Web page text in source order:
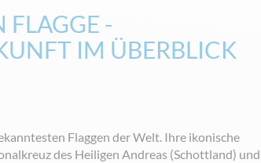
FLAGGE -
IM ÜBERBLICK
Flaggen der Welt. Ihre ikonische
des Heiligen Andreas (Schottland) und